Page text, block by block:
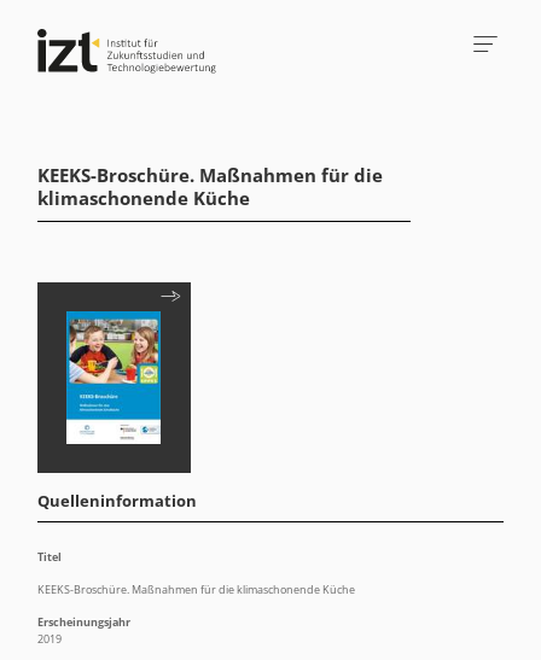
KEEKS-Broschüre. Maßnahmen für die
klimaschonende Küche
Quelleninformation
Titel
KEEKS-Broschüre. Maßnahmen für die klimaschonende Küche
Erscheinungsjahr
2019